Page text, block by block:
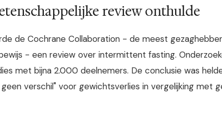
review onthulde
de Cochrane Collaboration - de meest
- een review over intermittent fasting.
met bijna 2.000 deelnemers. De conclusie was
verschil" voor gewichtsverlies in vergelijking met